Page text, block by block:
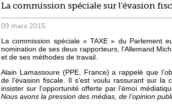
La commission spéciale sur l'évasion
09 mars 2015
La commission spéciale « TAXE » du
nomination de ses deux rapporteurs, l'Allemand
et de ses méthodes de travail.
Alain Lamassoure (PPE, France) a rappelé que
de l'évasion fiscale. Il s’est voulu rassurant sur
insister sur l’opportunité offerte par l’émoi
Nous avons la pression des médias, de l’opinion